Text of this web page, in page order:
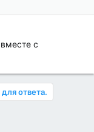
с
ответа.
почта